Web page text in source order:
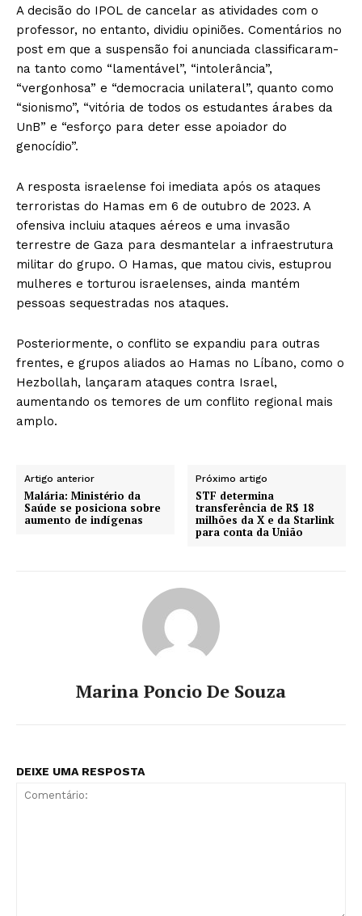
A decisão do IPOL de cancelar as atividades com o
professor, no entanto, dividiu opiniões. Comentários no
post em que a suspensão foi anunciada classificaram-
na tanto como “lamentável”, “intolerância”,
“vergonhosa” e “democracia unilateral”, quanto como
“sionismo”, “vitória de todos os estudantes árabes da
UnB” e “esforço para deter esse apoiador do
genocídio”.
A resposta israelense foi imediata após os ataques
terroristas do Hamas em 6 de outubro de 2023. A
ofensiva incluiu ataques aéreos e uma invasão
terrestre de Gaza para desmantelar a infraestrutura
militar do grupo. O Hamas, que matou civis, estuprou
mulheres e torturou israelenses, ainda mantém
pessoas sequestradas nos ataques.
Posteriormente, o conflito se expandiu para outras
frentes, e grupos aliados ao Hamas no Líbano, como o
Hezbollah, lançaram ataques contra Israel,
aumentando os temores de um conflito regional mais
amplo.
Artigo anterior
Malária: Ministério da
Saúde se posiciona sobre
aumento de indígenas
Próximo artigo
STF determina
transferência de R$ 18
milhões da X e da Starlink
para conta da União
Marina Poncio De Souza
DEIXE UMA RESPOSTA